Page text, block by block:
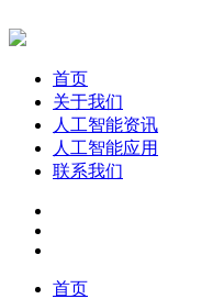
首页
关于我们
人工智能资讯
人工智能应用
联系我们
首页